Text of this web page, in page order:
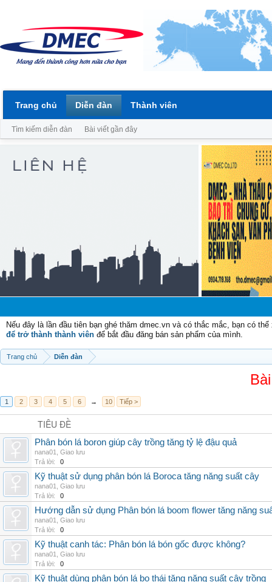
Nếu đây là lần đầu tiên bạn ghé thăm dmec.vn và có thắc mắc, bạn có
để trở thành thành viên để bắt đầu đăng bán sản phẩm của mình.
Trang chủ Diễn đàn
1 2 3 4 5 6 → 10 Tiếp >
TIÊU ĐỀ
Phân bón lá boron giúp cây trồng tăng tỷ lệ đậu quả
nana01
Giao lưu
Trả lời:
0
Kỹ thuật sử dụng phân bón lá Boroca tăng năng suất cây
nana01
Giao lưu
Trả lời:
0
Hướng dẫn sử dụng Phân bón lá boom flower tăng năng
nana01
Giao lưu
Trả lời:
0
Kỹ thuật canh tác: Phân bón lá bón gốc được không?
nana01
Giao lưu
Trả lời:
0
Kỹ thuật dùng phân bón lá bo thái tăng năng suất cây trồng
Trang chủ Diễn đàn
Tìm kiếm diễn đàn Bài viết gần đây
Thành viên